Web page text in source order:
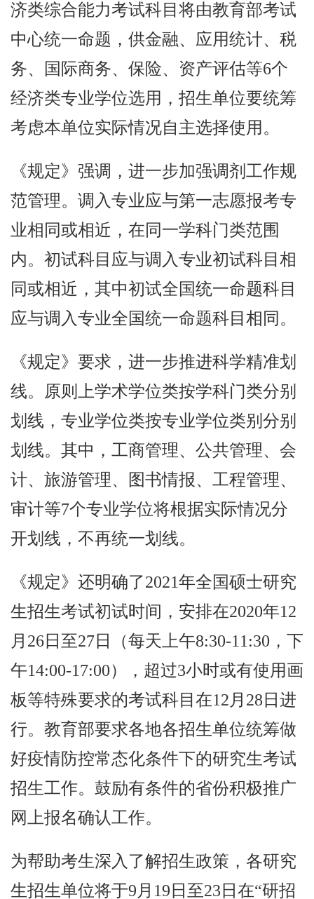
济类综合能力考试科目将由教育部考试
中心统一命题，供金融、应用统计、税
务、国际商务、保险、资产评估等6个
经济类专业学位选用，招生单位要统筹
考虑本单位实际情况自主选择使用。
《规定》强调，进一步加强调剂工作规
范管理。调入专业应与第一志愿报考专
业相同或相近，在同一学科门类范围
内。初试科目应与调入专业初试科目相
同或相近，其中初试全国统一命题科目
应与调入专业全国统一命题科目相同。
《规定》要求，进一步推进科学精准划
线。原则上学术学位类按学科门类分别
划线，专业学位类按专业学位类别分别
划线。其中，工商管理、公共管理、会
计、旅游管理、图书情报、工程管理、
审计等7个专业学位将根据实际情况分
开划线，不再统一划线。
《规定》还明确了2021年全国硕士研究
生招生考试初试时间，安排在2020年12
月26日至27日（每天上午8:30-11:30，下
午14:00-17:00），超过3小时或有使用画
板等特殊要求的考试科目在12月28日进
行。教育部要求各地各招生单位统筹做
好疫情防控常态化条件下的研究生考试
招生工作。鼓励有条件的省份积极推广
网上报名确认工作。
为帮助考生深入了解招生政策，各研究
生招生单位将于9月19日至23日在“研招